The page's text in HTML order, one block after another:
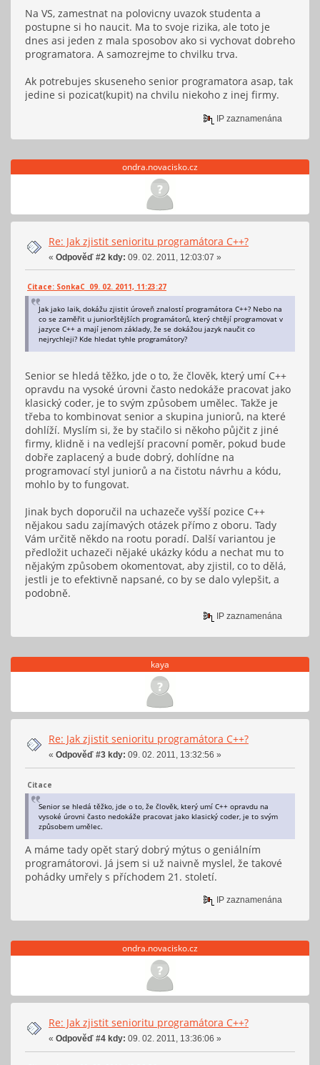
Na VS, zamestnat na polovicny uvazok studenta a
postupne si ho naucit. Ma to svoje rizika, ale toto je
dnes asi jeden z mala sposobov ako si vychovat dobreho
programatora. A samozrejme to chvilku trva.
Ak potrebujes skuseneho senior programatora asap, tak
jedine si pozicat(kupit) na chvilu niekoho z inej firmy.
IP zaznamenána
ondra.novacisko.cz
Re: Jak zjistit senioritu programátora C++?
« Odpověď #2 kdy: 09. 02. 2011, 12:03:07 »
Citace: SonkaC 09. 02. 2011, 11:23:27
Jak jako laik, dokážu zjistit úroveň znalostí programátora C++? Nebo na
co se zaměřit u juniorštějších programátorů, který chtějí programovat v
jazyce C++ a mají jenom základy, že se dokážou jazyk naučit co
nejrychleji? Kde hledat tyhle programátory?
Senior se hledá těžko, jde o to, že člověk, který umí C++
opravdu na vysoké úrovni často nedokáže pracovat jako
klasický coder, je to svým způsobem umělec. Takže je
třeba to kombinovat senior a skupina juniorů, na které
dohlíží. Myslím si, že by stačilo si někoho půjčit z jiné
firmy, klidně i na vedlejší pracovní poměr, pokud bude
dobře zaplacený a bude dobrý, dohlídne na
programovací styl juniorů a na čistotu návrhu a kódu,
mohlo by to fungovat.
Jinak bych doporučil na uchazeče vyšší pozice C++
nějakou sadu zajímavých otázek přímo z oboru. Tady
Vám určitě někdo na rootu poradí. Další variantou je
předložit uchazeči nějaké ukázky kódu a nechat mu to
nějakým způsobem okomentovat, aby zjistil, co to dělá,
jestli je to efektivně napsané, co by se dalo vylepšit, a
podobně.
IP zaznamenána
kaya
Re: Jak zjistit senioritu programátora C++?
« Odpověď #3 kdy: 09. 02. 2011, 13:32:56 »
Citace
Senior se hledá těžko, jde o to, že člověk, který umí C++ opravdu na
vysoké úrovni často nedokáže pracovat jako klasický coder, je to svým
způsobem umělec.
A máme tady opět starý dobrý mýtus o geniálním
programátorovi. Já jsem si už naivně myslel, že takové
pohádky umřely s příchodem 21. století.
IP zaznamenána
ondra.novacisko.cz
Re: Jak zjistit senioritu programátora C++?
« Odpověď #4 kdy: 09. 02. 2011, 13:36:06 »